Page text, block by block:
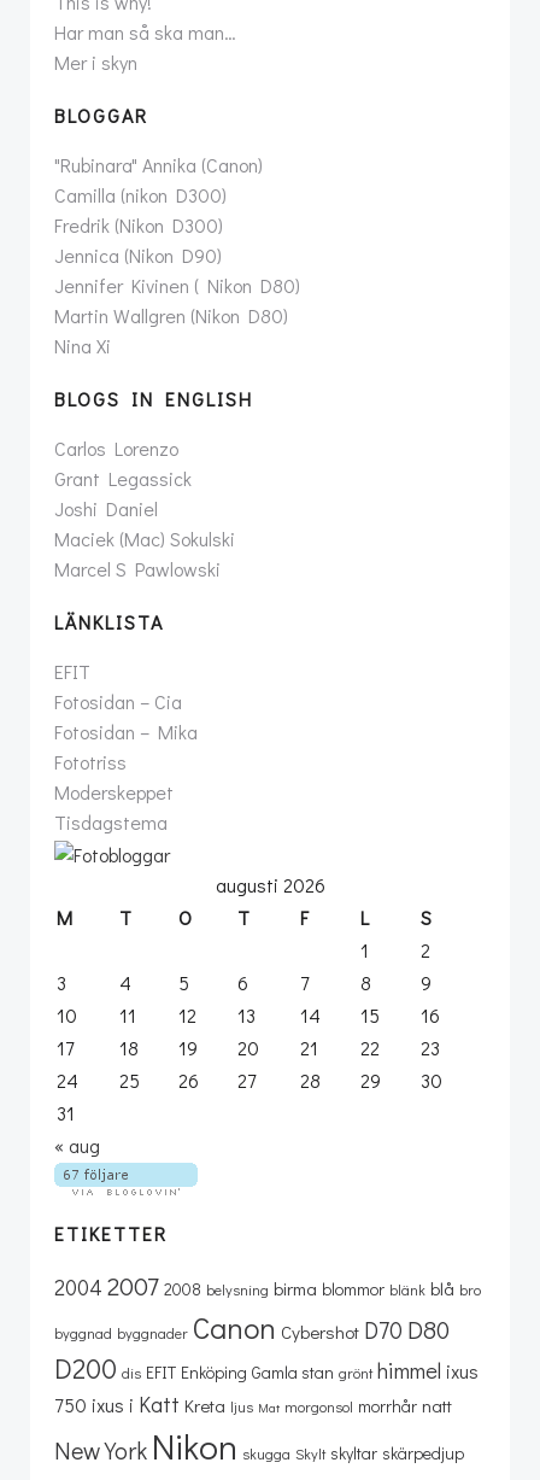
Har man så ska man…
Mer i skyn
BLOGGAR
"Rubinara" Annika (Canon)
Camilla (nikon D300)
Fredrik (Nikon D300)
Jennica (Nikon D90)
Jennifer Kivinen ( Nikon D80)
Martin Wallgren (Nikon D80)
Nina Xi
BLOGS IN ENGLISH
Carlos Lorenzo
Grant Legassick
Joshi Daniel
Maciek (Mac) Sokulski
Marcel S Pawlowski
LÄNKLISTA
EFIT
Fotosidan – Cia
Fotosidan – Mika
Fototriss
Moderskeppet
Tisdagstema
augusti 2026
M
T O T F L
S
1
2
3
4 5 6 7 8
9
10
11 12 13 14 15
16
17
18 19 20 21 22
23
24
25 26 27 28 29
30
31
« aug
ETIKETTER
2004 2007 2008 belysning birma blommor blänk blå bro
byggnad byggnader Canon Cybershot D70 D80
D200 dis EFIT Enköping Gamla stan grönt himmel ixus
750 ixus i Katt Kreta ljus Mat morgonsol morrhår natt
New York Nikon skugga Skylt skyltar skärpedjup